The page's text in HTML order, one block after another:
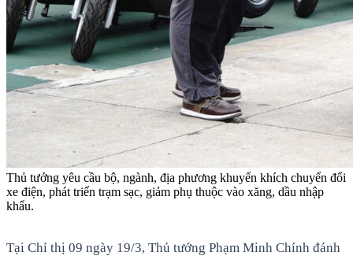
Thủ tướng yêu cầu bộ, ngành, địa phương khuyến khích chuyển đổi
xe điện, phát triển trạm sạc, giảm phụ thuộc vào xăng, dầu nhập
khẩu.
Tại Chỉ thị 09 ngày 19/3, Thủ tướng Phạm Minh Chính đánh